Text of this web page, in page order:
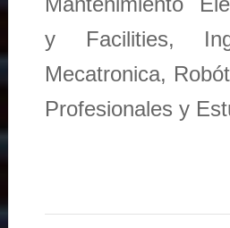
y Facilities,
Mecatronica,
Profesionales y